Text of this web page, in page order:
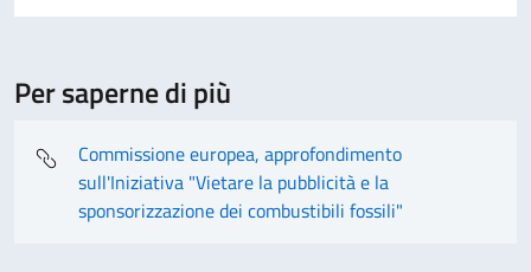
Per saperne di più
Commissione europea, approfondimento
sull'Iniziativa "Vietare la pubblicità e la
sponsorizzazione dei combustibili fossili"